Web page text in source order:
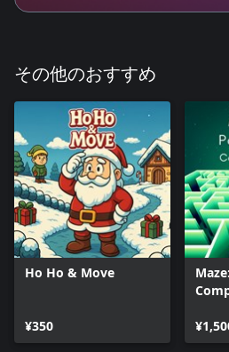
その他のおすすめ
Ho Ho & Move
¥350